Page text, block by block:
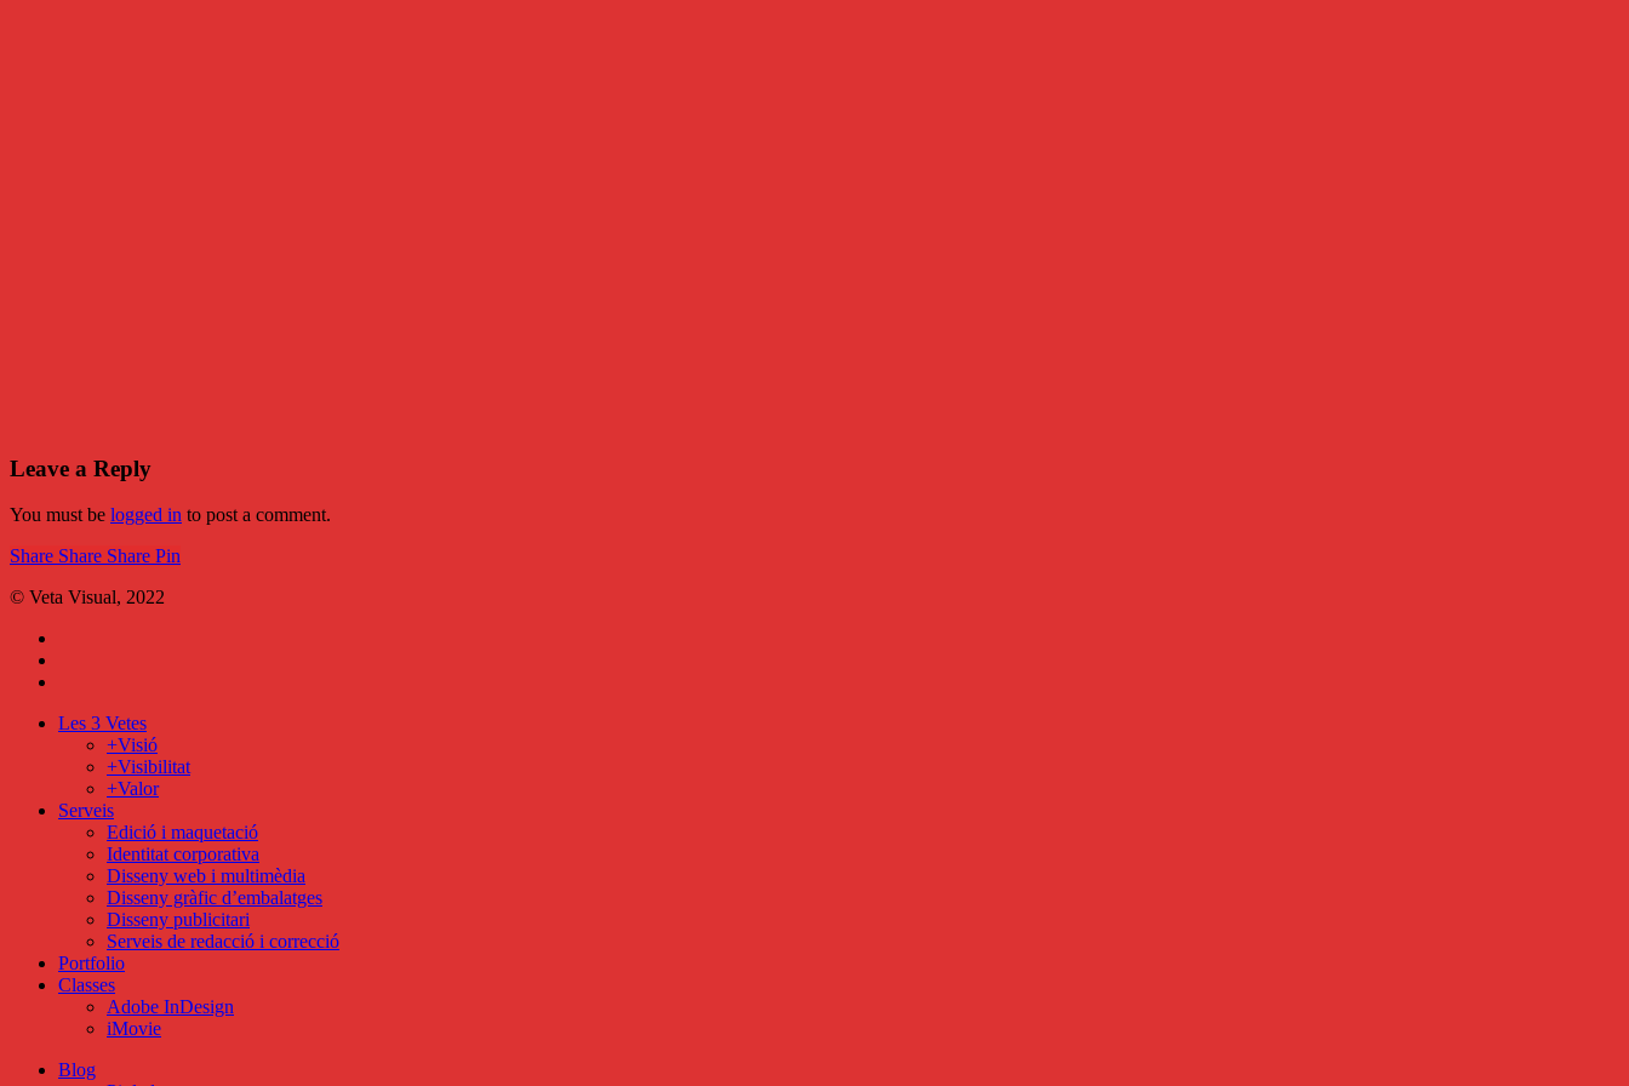
Leave a Reply
You must be logged in to post a comment.
Share
Share Share Share Pin
© Veta Visual, 2022
Close
Les 3 Vetes
+Visió
+Visibilitat
+Valor
Serveis
Edició i maquetació
Identitat corporativa
Disseny web i multimèdia
Disseny gràfic d’embalatges
Disseny publicitari
Serveis de redacció i correcció
Portfolio
Classes
Adobe InDesign
iMovie
Blog